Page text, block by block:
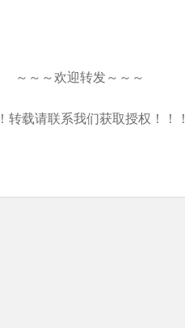
～～～欢迎转发～～～
转载请联系我们获取授权！！！